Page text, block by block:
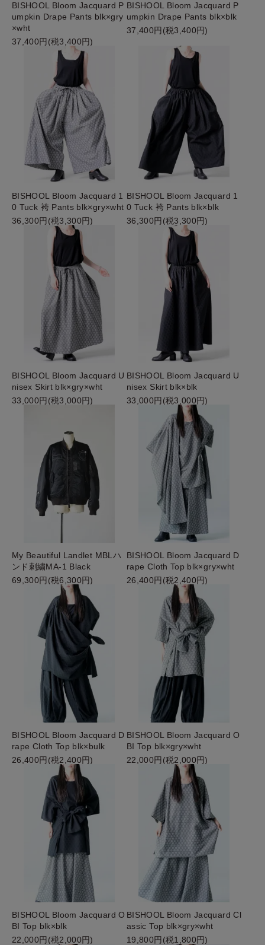
BISHOOL Bloom Jacquard P
umpkin Drape Pants blk×gry
×wht
37,400円(税3,400円)
BISHOOL Bloom Jacquard P
umpkin Drape Pants blk×blk
37,400円(税3,400円)
BISHOOL Bloom Jacquard 1
0 Tuck 袴 Pants blk×gry×wht
36,300円(税3,300円)
BISHOOL Bloom Jacquard 1
0 Tuck 袴 Pants blk×blk
36,300円(税3,300円)
BISHOOL Bloom Jacquard U
nisex Skirt blk×gry×wht
33,000円(税3,000円)
BISHOOL Bloom Jacquard U
nisex Skirt blk×blk
33,000円(税3,000円)
My Beautiful Landlet MBLハ
ンド刺繍MA-1 Black
69,300円(税6,300円)
BISHOOL Bloom Jacquard D
rape Cloth Top blk×gry×wht
26,400円(税2,400円)
BISHOOL Bloom Jacquard D
rape Cloth Top blk×bulk
26,400円(税2,400円)
BISHOOL Bloom Jacquard O
BI Top blk×gry×wht
22,000円(税2,000円)
BISHOOL Bloom Jacquard O
BI Top blk×blk
22,000円(税2,000円)
BISHOOL Bloom Jacquard Cl
assic Top blk×gry×wht
19,800円(税1,800円)